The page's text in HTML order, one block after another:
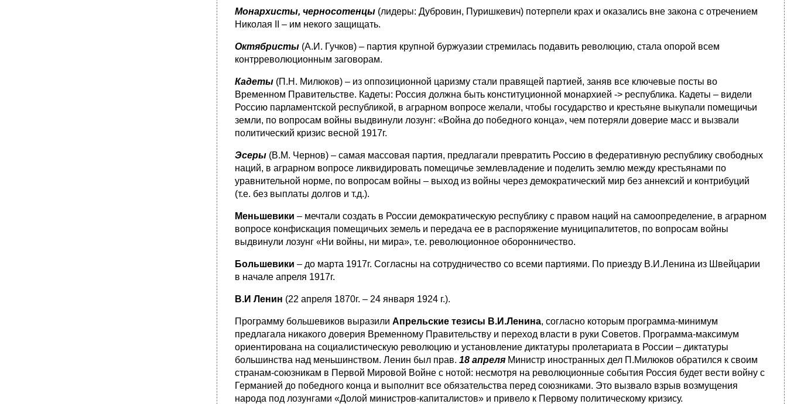
Монархисты, черносотенцы (лидеры: Дубровин, Пуришкевич) потерпели крах и оказались вне закона с отречением
Николая II – им некого защищать.
Октябристы (А.И. Гучков) – партия крупной буржуазии стремилась подавить революцию, стала опорой всем
контрреволюционным заговорам.
Кадеты (П.Н. Милюков) – из оппозиционной царизму стали правящей партией, заняв все ключевые посты во
Временном Правительстве. Кадеты: Россия должна быть конституционной монархией -> республика. Кадеты – видели
Россию парламентской республикой, в аграрном вопросе желали, чтобы государство и крестьяне выкупали помещичьи
земли, по вопросам войны выдвинули лозунг: «Война до победного конца», чем потеряли доверие масс и вызвали
политический кризис весной 1917г.
Эсеры (В.М. Чернов) – самая массовая партия, предлагали превратить Россию в федеративную республику свободных
наций, в аграрном вопросе ликвидировать помещичье землевладение и поделить землю между крестьянами по
уравнительной норме, по вопросам войны – выход из войны через демократический мир без аннексий и контрибуций
(т.е. без выплаты долгов и т.д.).
Меньшевики – мечтали создать в России демократическую республику с правом наций на самоопределение, в аграрном
вопросе конфискация помещичьих земель и передача ее в распоряжение муниципалитетов, по вопросам войны
выдвинули лозунг «Ни войны, ни мира», т.е. революционное оборонничество.
Большевики – до марта 1917г. Согласны на сотрудничество со всеми партиями. По приезду В.И.Ленина из Швейцарии
в начале апреля 1917г.
В.И Ленин (22 апреля 1870г. – 24 января 1924 г.).
Программу большевиков выразили Апрельские тезисы В.И.Ленина, согласно которым программа-минимум
предлагала никакого доверия Временному Правительству и переход власти в руки Советов. Программа-максимум
ориентирована на социалистическую революцию и установление диктатуры пролетариата в России – диктатуры
большинства над меньшинством. Ленин был прав. 18 апреля Министр иностранных дел П.Милюков обратился к своим
странам-союзникам в Первой Мировой Войне с нотой: несмотря на революционные события Россия будет вести войну с
Германией до победного конца и выполнит все обязательства перед союзниками. Это вызвало взрыв возмущения
народа под лозунгами «Долой министров-капиталистов» и привело к Первому политическому кризису.